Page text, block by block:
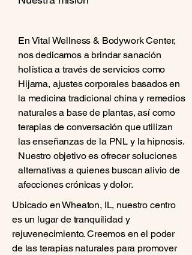
En Vital Wellness & Bodywork Center,
nos dedicamos a brindar sanación
holística a través de servicios como
Hijama, ajustes corporales basados en
la medicina tradicional china y remedios
naturales a base de plantas, así como
terapias de conversación que utilizan
las enseñanzas de la PNL y la hipnosis.
Nuestro objetivo es ofrecer soluciones
alternativas a quienes buscan alivio de
afecciones crónicas y dolor.
Ubicado en Wheaton, IL, nuestro centro
es un lugar de tranquilidad y
rejuvenecimiento. Creemos en el poder
de las terapias naturales para promover